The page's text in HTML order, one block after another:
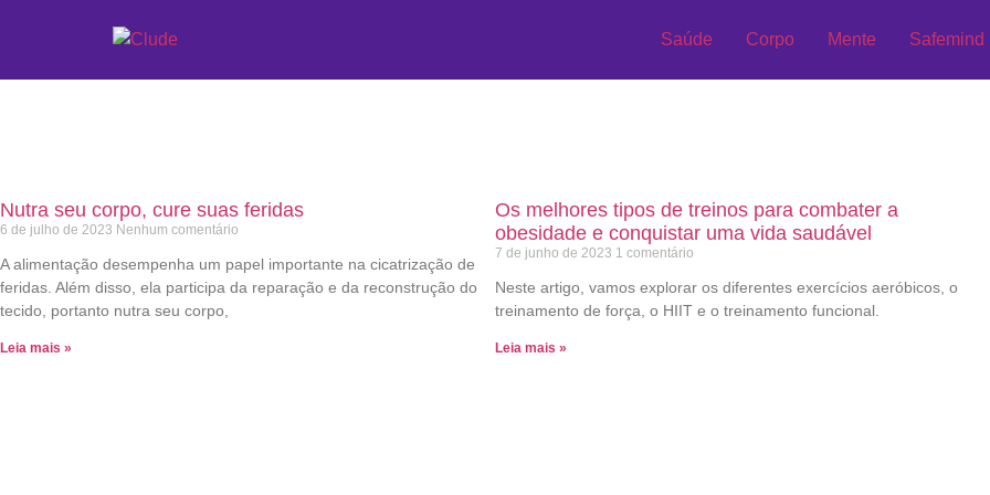
Saúde Corpo Mente Safemind
Nutra seu corpo, cure suas feridas
6 de julho de 2023 Nenhum comentário
A alimentação desempenha um papel importante na cicatrização de
feridas. Além disso, ela participa da reparação e da reconstrução do
tecido, portanto nutra seu corpo,
Leia mais »
Os melhores tipos de treinos para combater a
obesidade e conquistar uma vida saudável
7 de junho de 2023 1 comentário
Neste artigo, vamos explorar os diferentes exercícios aeróbicos, o
treinamento de força, o HIIT e o treinamento funcional.
Leia mais »